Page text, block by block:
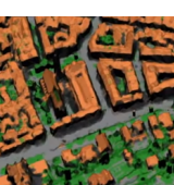
son propre